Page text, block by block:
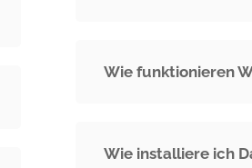
Wie funktionieren
Wie installiere ich